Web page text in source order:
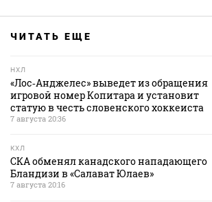
ЧИТАТЬ ЕЩЕ
НХЛ
«Лос‑Анджелес» выведет из обращения
игровой номер Копитара и установит
статую в честь словенского хоккеиста
7 августа 20:36
КХЛ
СКА обменял канадского нападающего
Бландизи в «Салават Юлаев»
7 августа 20:16